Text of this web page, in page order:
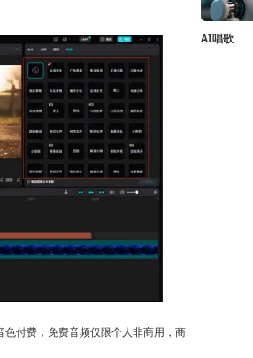
色付费，免费音频仅限个人非商用，商
AI唱歌